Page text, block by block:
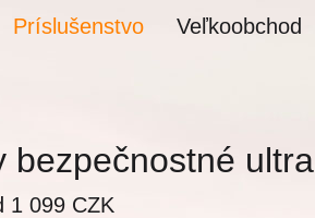
Veľkoobchod
Príslušenstvo
bezpečnostné ultra
1 099 CZK